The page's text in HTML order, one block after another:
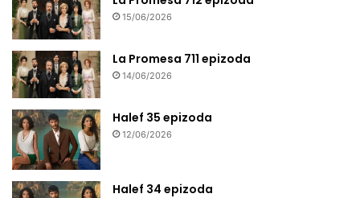
15/06/2026
La Promesa 711 epizoda
14/06/2026
Halef 35 epizoda
12/06/2026
Halef 34 epizoda